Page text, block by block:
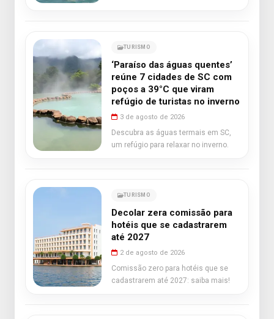
TURISMO
‘Paraíso das águas quentes’
reúne 7 cidades de SC com
poços a 39°C que viram
refúgio de turistas no inverno
3 de agosto de 2026
Descubra as águas termais em SC,
um refúgio para relaxar no inverno.
TURISMO
Decolar zera comissão para
hotéis que se cadastrarem
até 2027
2 de agosto de 2026
Comissão zero para hotéis que se
cadastrarem até 2027: saiba mais!